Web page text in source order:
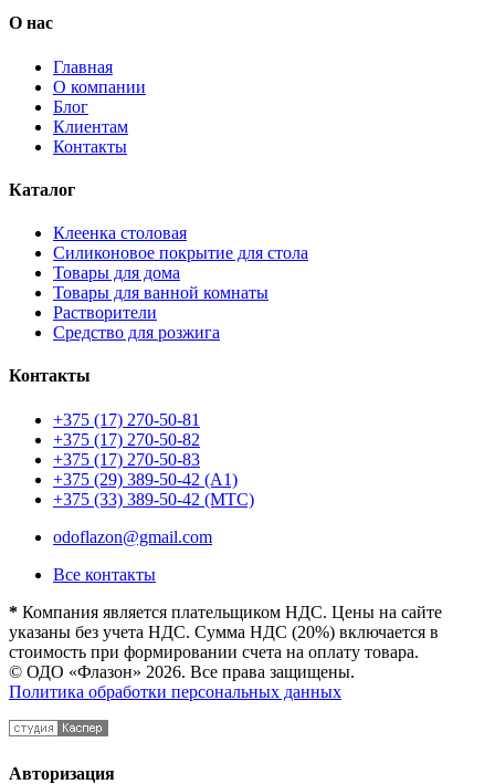
О нас
Главная
О компании
Блог
Клиентам
Контакты
Каталог
Клеенка столовая
Силиконовое покрытие для стола
Товары для дома
Товары для ванной комнаты
Растворители
Средство для розжига
Контакты
+375 (17) 270-50-81
+375 (17) 270-50-82
+375 (17) 270-50-83
+375 (29) 389-50-42 (А1)
+375 (33) 389-50-42 (МТС)
odoflazon@gmail.com
Все контакты
* Компания является плательщиком НДС. Цены на сайте
указаны без учета НДС. Сумма НДС (20%) включается в
стоимость при формировании счета на оплату товара.
© ОДО «Флазон» 2026. Все права защищены.
Политика обработки персональных данных
Авторизация